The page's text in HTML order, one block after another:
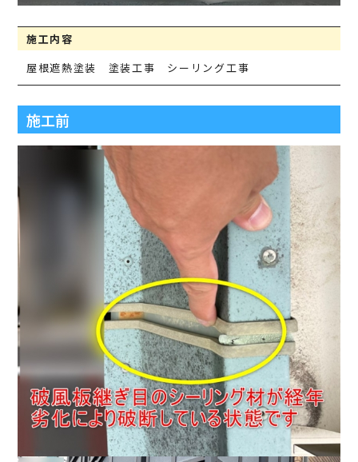
施工内容
屋根遮熱塗装 塗装工事 シーリング工事
施工前